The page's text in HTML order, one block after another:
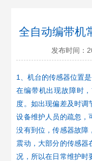
全自动编带机
发布时间：
1、机台的传感器位置
在编带机出现故障时
度。如出现偏差及时
设备维护人员的疏忽，
没有到位，传感器故障
震动，大部分的传感器
况，所以在日常维护时